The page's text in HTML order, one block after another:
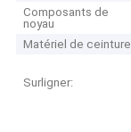
Composants de
noyau
Matériel de ceinture
Surligner: